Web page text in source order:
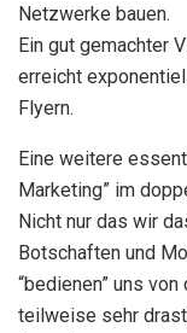
Netzwerke bauen.
Ein gut gemachter
erreicht
Flyern.
Eine weitere
Marketing” im
Nicht nur das wir
Botschaften und
“bedienen” uns
teilweise sehr